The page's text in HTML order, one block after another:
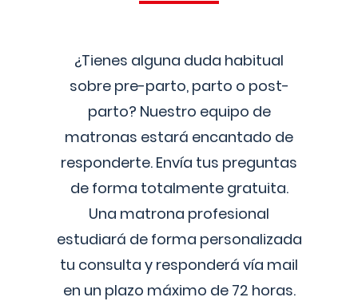
¿Tienes alguna duda habitual
sobre pre-parto, parto o post-
parto? Nuestro equipo de
matronas estará encantado de
responderte. Envía tus preguntas
de forma totalmente gratuita.
Una matrona profesional
estudiará de forma personalizada
tu consulta y responderá vía mail
en un plazo máximo de 72 horas.